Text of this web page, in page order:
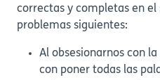
correctas y completas en el
problemas siguientes:
Al obsesionarnos con
con poner todas las